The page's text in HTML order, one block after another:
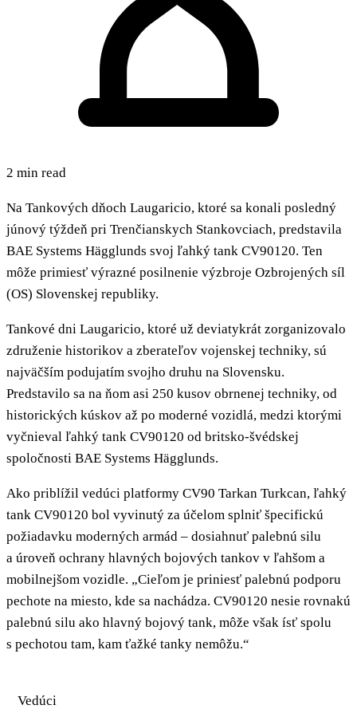
2 min read
Na Tankových dňoch Laugaricio, ktoré sa konali posledný
júnový týždeň pri Trenčianskych Stankovciach, predstavila
BAE Systems Hägglunds svoj ľahký tank CV90120. Ten
môže primiesť výrazné posilnenie výzbroje Ozbrojených síl
(OS) Slovenskej republiky.
Tankové dni Laugaricio, ktoré už deviatykrát zorganizovalo
združenie historikov a zberateľov vojenskej techniky, sú
najväčším podujatím svojho druhu na Slovensku.
Predstavilo sa na ňom asi 250 kusov obrnenej techniky, od
historických kúskov až po moderné vozidlá, medzi ktorými
vyčnieval ľahký tank CV90120 od britsko-švédskej
spoločnosti BAE Systems Hägglunds.
Ako priblížil vedúci platformy CV90 Tarkan Turkcan, ľahký
tank CV90120 bol vyvinutý za účelom splniť špecifickú
požiadavku moderných armád – dosiahnuť palebnú silu
a úroveň ochrany hlavných bojových tankov v ľahšom a
mobilnejšom vozidle. „Cieľom je priniesť palebnú podporu
pechote na miesto, kde sa nachádza. CV90120 nesie rovnakú
palebnú silu ako hlavný bojový tank, môže však ísť spolu
s pechotou tam, kam ťažké tanky nemôžu.“
Vedúci